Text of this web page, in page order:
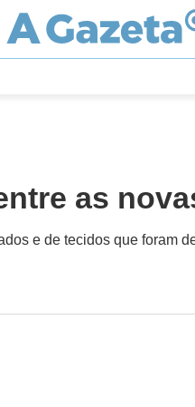
as
e de tecidos que foram